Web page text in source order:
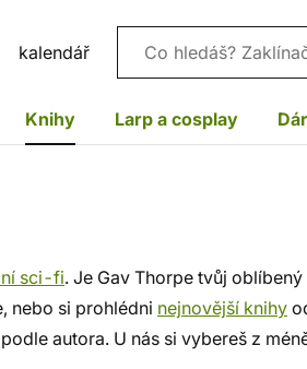
kalendář Vyhledávání
Knihy Larp a cosplay
sci-fi. Je Gav Thorpe tvůj oblíbený
nebo si prohlédni nejnovější knihy
autora. U nás si vybereš z